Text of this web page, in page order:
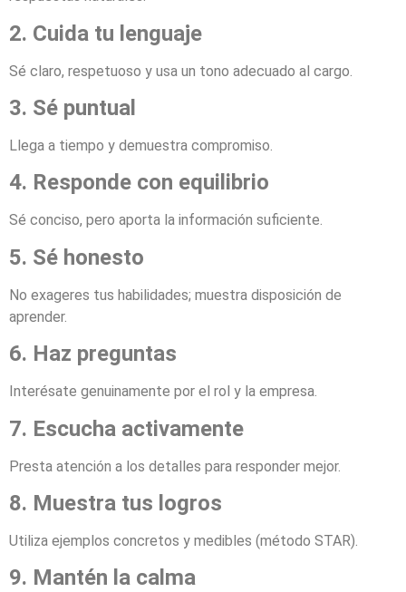
2. Cuida tu lenguaje
Sé claro, respetuoso y usa un tono adecuado al cargo.
3. Sé puntual
Llega a tiempo y demuestra compromiso.
4. Responde con equilibrio
Sé conciso, pero aporta la información suficiente.
5. Sé honesto
No exageres tus habilidades; muestra disposición de
aprender.
6. Haz preguntas
Interésate genuinamente por el rol y la empresa.
7. Escucha activamente
Presta atención a los detalles para responder mejor.
8. Muestra tus logros
Utiliza ejemplos concretos y medibles (método STAR).
9. Mantén la calma